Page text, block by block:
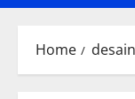
Home